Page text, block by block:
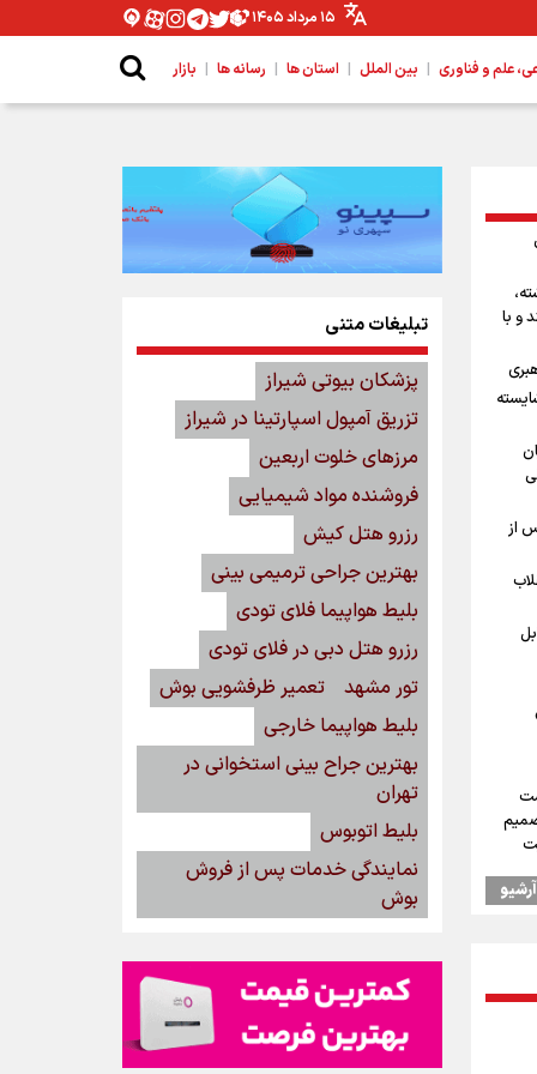
۱۵ مرداد ۱۴۰۵
علم و فناوری | بین الملل | استان ها | رسانه ها | بازار
و با
از
رهبر
آرشیو
تبلیغات متنی
پزشکان بیوتی شیراز
تزریق آمپول اسپارتینا در شیراز
مرزهای خلوت اربعین
فروشنده مواد شیمیایی
رزرو هتل کیش
بهترین جراحی ترمیمی بینی
بلیط هواپیما فلای تودی
رزرو هتل دبی در فلای تودی
تور مشهد
تعمیر ظرفشویی بوش
بلیط هواپیما خارجی
بهترین جراح بینی استخوانی در
تهران
بلیط اتوبوس
نمایندگی خدمات پس از فروش
بوش